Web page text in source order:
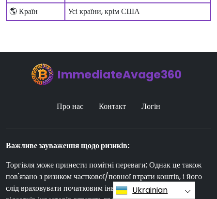
🌎 Країн
Усі країни, крім США
ImmediateAvage360
Про нас Контакт Логін
Важливе зауваження щодо ризиків:
Торгівля може принести помітні переваги; Однак це також
пов'язано з ризиком часткової/повної втрати коштів, і його
слід враховувати початковим інвесторам. Близько 70
Ukrainian